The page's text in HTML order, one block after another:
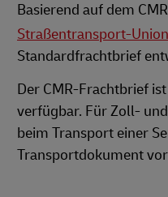
Basierend auf dem
Straßentransport-
Standardfrachtbrief
Der CMR-Frachtbrief
verfügbar. Für Zoll-
beim Transport einer
Transportdokument